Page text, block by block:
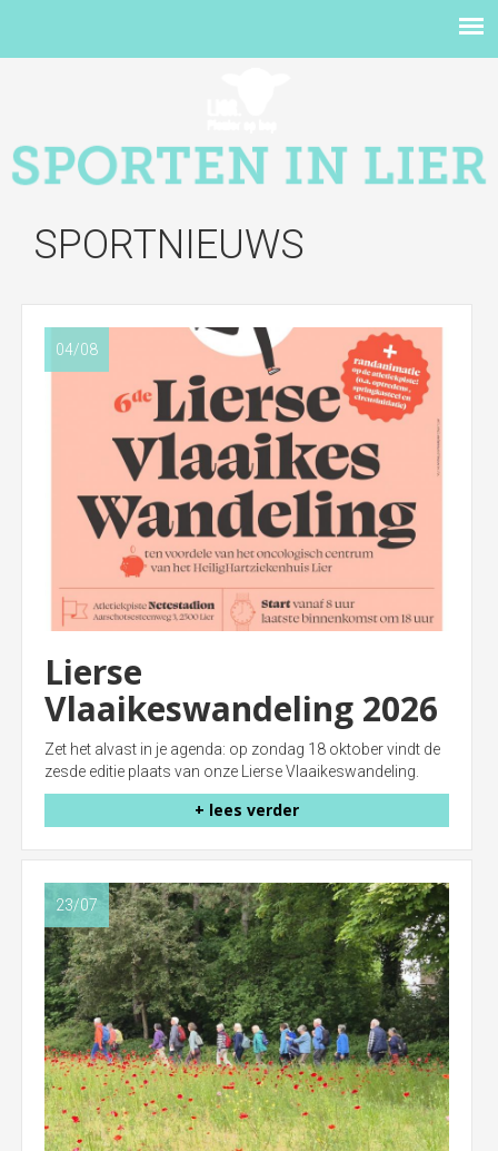
SPORTNIEUWS
04/08
Lierse
Vlaaikeswandeling 2026
Zet het alvast in je agenda: op zondag 18 oktober vindt de
zesde editie plaats van onze Lierse Vlaaikeswandeling.
+ lees verder
23/07